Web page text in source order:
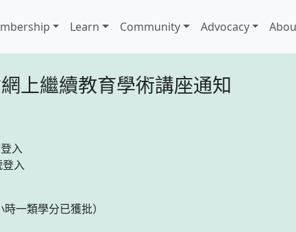
Learn Community Advocacy
上繼續教育學術講座通知
入
入
一類學分已獲批）